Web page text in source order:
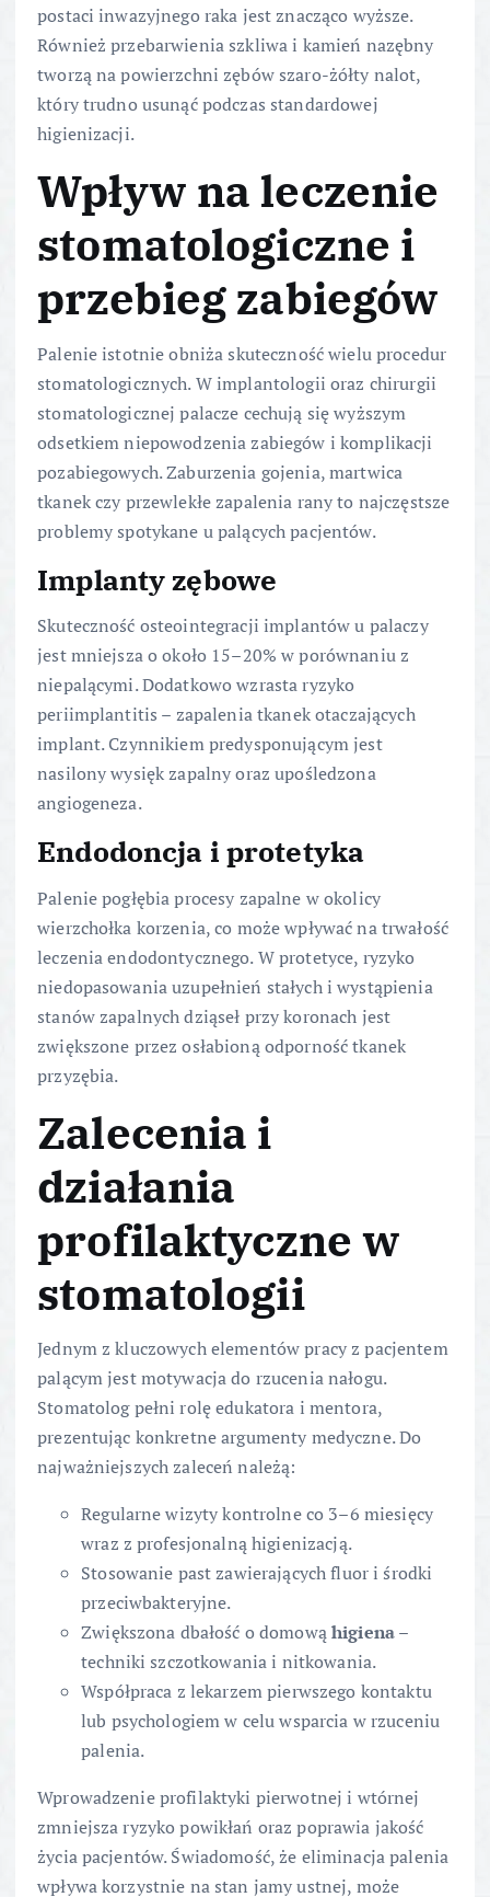
postaci inwazyjnego raka jest znacząco wyższe.
Również przebarwienia szkliwa i kamień nazębny
tworzą na powierzchni zębów szaro-żółty nalot,
który trudno usunąć podczas standardowej
higienizacji.
Wpływ na leczenie
stomatologiczne i
przebieg zabiegów
Palenie istotnie obniża skuteczność wielu procedur
stomatologicznych. W implantologii oraz chirurgii
stomatologicznej palacze cechują się wyższym
odsetkiem niepowodzenia zabiegów i komplikacji
pozabiegowych. Zaburzenia gojenia, martwica
tkanek czy przewlekłe zapalenia rany to najczęstsze
problemy spotykane u palących pacjentów.
Implanty zębowe
Skuteczność osteointegracji implantów u palaczy
jest mniejsza o około 15–20% w porównaniu z
niepalącymi. Dodatkowo wzrasta ryzyko
periimplantitis – zapalenia tkanek otaczających
implant. Czynnikiem predysponującym jest
nasilony wysięk zapalny oraz upośledzona
angiogeneza.
Endodoncja i protetyka
Palenie pogłębia procesy zapalne w okolicy
wierzchołka korzenia, co może wpływać na trwałość
leczenia endodontycznego. W protetyce, ryzyko
niedopasowania uzupełnień stałych i wystąpienia
stanów zapalnych dziąseł przy koronach jest
zwiększone przez osłabioną odporność tkanek
przyzębia.
Zalecenia i
działania
profilaktyczne w
stomatologii
Jednym z kluczowych elementów pracy z pacjentem
palącym jest motywacja do rzucenia nałogu.
Stomatolog pełni rolę edukatora i mentora,
prezentując konkretne argumenty medyczne. Do
najważniejszych zaleceń należą:
Regularne wizyty kontrolne co 3–6 miesięcy
wraz z profesjonalną higienizacją.
Stosowanie past zawierających fluor i środki
przeciwbakteryjne.
Zwiększona dbałość o domowąhigiena–
techniki szczotkowania i nitkowania.
Współpraca z lekarzem pierwszego kontaktu
lub psychologiem w celu wsparcia w rzuceniu
palenia.
Wprowadzenie profilaktyki pierwotnej i wtórnej
zmniejsza ryzyko powikłań oraz poprawia jakość
życia pacjentów. Świadomość, że eliminacja palenia
wpływa korzystnie na stan jamy ustnej, może